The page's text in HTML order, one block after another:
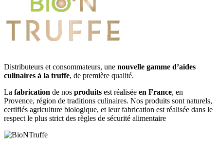
Distributeurs et consommateurs, une nouvelle gamme d’aides
culinaires à la truffe, de première qualité.
La fabrication de nos produits est réalisée en France, en
Provence, région de traditions culinaires. Nos produits sont naturels,
certifiés agriculture biologique, et leur fabrication est réalisée dans le
respect le plus strict des règles de sécurité alimentaire